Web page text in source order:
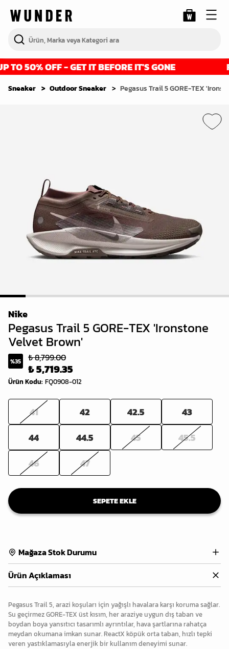
50% OFF - GET IT BEFORE IT'S GONE
Sneaker Outdoor Sneaker Pegasus Trail 5 GORE-TEX
1 2 3 4 5 6 7 8 9
Nike
Pegasus Trail 5 GORE-TEX 'Ironstone
Velvet Brown'
%35 ₺ 8,799.00
₺ 5,719.35
Ürün Kodu: FQ0908-012
41 42 42.5
43
44
44.5 45
45.5
46
47
SEPETE EKLE
Mağaza Stok Durumu
Ürün Açıklaması
Pegasus Trail 5, arazi koşuları için yağışlı havalara karşı koruma sağlar.
Su geçirmez GORE-TEX üst kısım, her araziye uygun dış taban ve
boydan boya yansıtıcı tasarımlı ayrıntılar, hava şartlarına rahatça
meydan okumana imkan sunar. ReactX köpük orta taban, hızlı tepki
veren yastıklamasıyla enerjik bir kullanım deneyimi sunar.